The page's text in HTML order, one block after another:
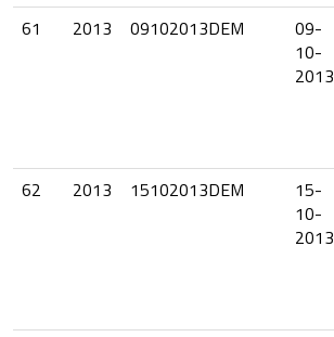
61
2013 09102013DEM
09-
10-
2013
62
2013 15102013DEM
15-
10-
2013